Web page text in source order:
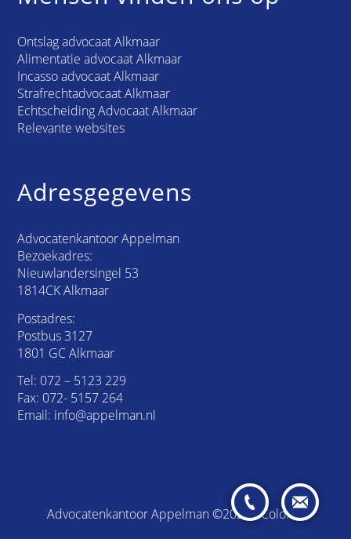
Ontslag advocaat Alkmaar
Alimentatie advocaat Alkmaar
Incasso advocaat Alkmaar
Strafrechtadvocaat Alkmaar
Echtscheiding Advocaat Alkmaar
Relevante websites
Adresgegevens
Advocatenkantoor Appelman
Bezoekadres:
Nieuwlandersingel 53
1814CK Alkmaar
Postadres:
Postbus 3127
1801 GC Alkmaar
Tel: 072 – 5123 229
Fax: 072- 5157 264
Email: info@appelman.nl
Advocatenkantoor Appelman ©2026 /Colofon